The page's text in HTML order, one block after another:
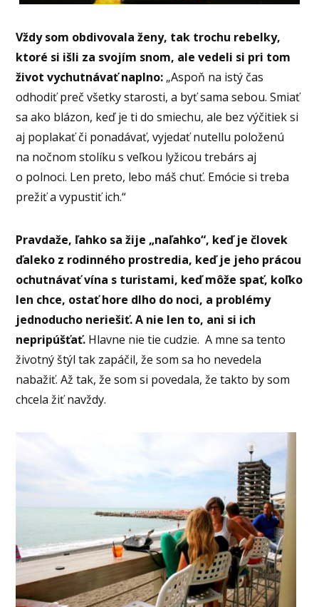
Vždy som obdivovala ženy, tak trochu rebelky,
ktoré si išli za svojím snom, ale vedeli si pri tom
život vychutnávať naplno: „Aspoň na istý čas
odhodiť preč všetky starosti, a byť sama sebou. Smiať
sa ako blázon, keď je ti do smiechu, ale bez výčitiek si
aj poplakať či ponadávať, vyjedať nutellu položenú
na nočnom stolíku s veľkou lyžicou trebárs aj
o polnoci. Len preto, lebo máš chuť. Emócie si treba
prežiť a vypustiť ich.“
Pravdaže, ľahko sa žije „naľahko“, keď je človek
ďaleko z rodinného prostredia, keď je jeho prácou
ochutnávať vína s turistami, keď môže spať, koľko
len chce, ostať hore dlho do noci, a problémy
jednoducho neriešiť. A nie len to, ani si ich
nepripúšťať. Hlavne nie tie cudzie. A mne sa tento
životný štýl tak zapáčil, že som sa ho nevedela
nabažiť. Až tak, že som si povedala, že takto by som
chcela žiť navždy.